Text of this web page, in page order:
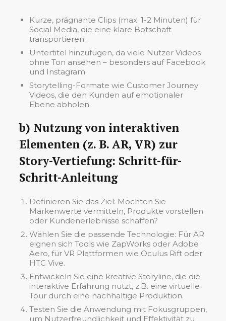
Kurze, prägnante Clips (max. 1-2 Minuten) für
Social Media, die eine klare Botschaft
transportieren.
Untertitel hinzufügen, da viele Nutzer Videos
ohne Ton ansehen – besonders auf Facebook
und Instagram.
Storytelling-Formate wie Customer Journey
Videos, die den Kunden auf emotionaler
Ebene abholen.
b) Nutzung von interaktiven
Elementen (z. B. AR, VR) zur
Story-Vertiefung: Schritt-für-
Schritt-Anleitung
Definieren Sie das Ziel: Möchten Sie
Markenwerte vermitteln, Produkte vorstellen
oder Kundenerlebnisse schaffen?
Wählen Sie die passende Technologie: Für AR
eignen sich Tools wie ZapWorks oder Adobe
Aero, für VR Plattformen wie Oculus Rift oder
HTC Vive.
Entwickeln Sie eine kreative Storyline, die die
interaktive Erfahrung nutzt, z.B. eine virtuelle
Tour durch eine nachhaltige Produktion.
Testen Sie die Anwendung mit Fokusgruppen,
um Nutzerfreundlichkeit und Effektivität zu